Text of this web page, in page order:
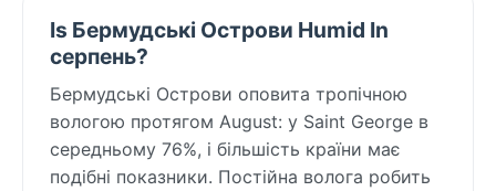
Is Бермудські Острови Humid In
серпень?
Бермудські Острови оповита тропічною
вологою протягом August: у Saint George в
середньому 76%, і більшість країни має
подібні показники. Постійна волога робить